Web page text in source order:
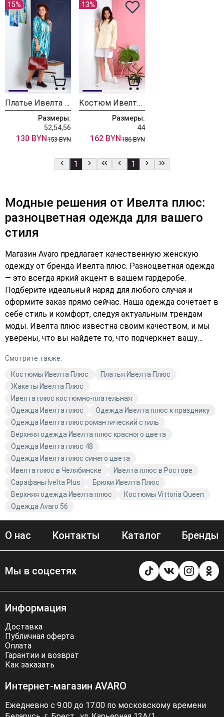
15%
Платье Ивелта плюс ИВ-1804
Размеры:
52,54,56
130 BYN153 BYN
13%
Костюм Ивелта плюс ИВ-2958 желтый
Размеры:
44
162 BYN186 BYN
1 1
Модные решения от Ивелта плюс:
разноцветная одежда для вашего
стиля
Магазин Avaro предлагает качественную женскую
одежду от бренда Ивелта плюс. Разноцветная одежда
— это всегда яркий акцент в вашем гардеробе.
Подберите идеальный наряд для любого случая и
оформите заказ прямо сейчас. Наша одежда сочетает в
себе стиль и комфорт, следуя актуальным трендам
моды. Ивелта плюс известна своим качеством, и мы
уверены, что вы найдете то, что подчеркнет вашу
сейчас, чтобы обновить свой гардероб. Добавьте в
корзину то, что уже давно мечтали примерить.
Выберите в каталоге Avaro и станьте обладательницей
стильной и модной одежды.
Смотрите также:
Костюмы Ивелта Плюс
Платья Ивелта Плюс
Жакеты Ивелта Плюс
Ивелта плюс костюмно-плательная
Одежда Ивелта плюс
Одежда Ивелта плюс к празднику
Одежда Ивелта плюс романтический стиль
Верхняя одежда Ивелта плюс красного цвета
Одежда Ивелта плюс 48
Одежда Ивелта плюс синего цвета
Ивелта плюс в Челябинске
Ивелта плюс в Ростове
Сарафаны Ivelta Plus
Брюки Ивелта Плюс
Верхняя одежда Ивелта плюс
Костюмы Vittoria Queen
Одежда Avaro 56
О нас Контакты Каталог Бренды
Мы в соцсетях
Информация
Доставка
Публичная оферта
Оплата
Гарантии и возврат
Как заказать
Интернет-магазин AVARO
Ежедневно с 9.00 до 17.00 по московскому времени